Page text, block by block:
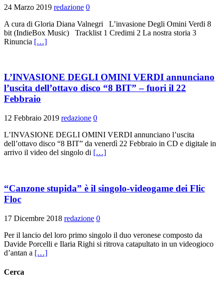
24 Marzo 2019 redazione 0
A cura di Gloria Diana Valnegri L’invasione Degli Omini Verdi 8
bit (IndieBox Music) Tracklist 1 Credimi 2 La nostra storia 3
Rinuncia […]
L’INVASIONE DEGLI OMINI VERDI annunciano
l’uscita dell’ottavo disco “8 BIT” – fuori il 22
Febbraio
12 Febbraio 2019 redazione 0
L’INVASIONE DEGLI OMINI VERDI annunciano l’uscita
dell’ottavo disco “8 BIT” da venerdì 22 Febbraio in CD e digitale in
arrivo il video del singolo di […]
“Canzone stupida” è il singolo-videogame dei Flic
Floc
17 Dicembre 2018 redazione 0
Per il lancio del loro primo singolo il duo veronese composto da
Davide Porcelli e Ilaria Righi si ritrova catapultato in un videogioco
d’antan a […]
Cerca